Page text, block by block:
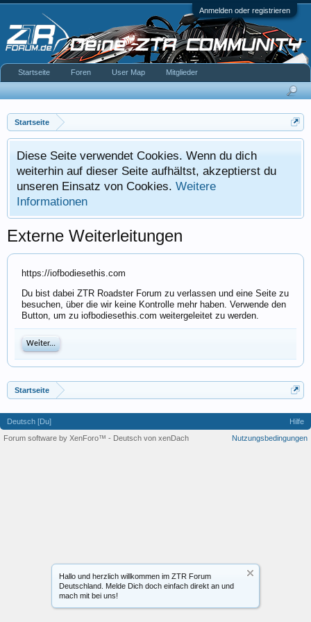
Anmelden oder registrieren
Startseite
Diese Seite verwendet Cookies. Wenn du dich
weiterhin auf dieser Seite aufhältst, akzeptierst du
unseren Einsatz von Cookies. Weitere
Informationen
Hallo und herzlich willkommen im ZTR Forum
Deutschland. Melde Dich doch einfach direkt an und
mach mit bei uns!
Externe Weiterleitungen
https://iofbodiesethis.com
Du bist dabei ZTR Roadster Forum zu verlassen und eine Seite zu
besuchen, über die wir keine Kontrolle mehr haben. Verwende den
Button, um zu iofbodiesethis.com weitergeleitet zu werden.
Weiter...
Startseite
Startseite Foren User Map Mitglieder
Deutsch [Du]
Hilfe
Nutzungsbedingungen
Forum software by XenForo™ - Deutsch von xenDach